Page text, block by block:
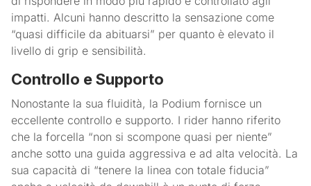
impatti. Alcuni hanno descritto la sensazione come
“quasi difficile da abituarsi” per quanto è elevato il
livello di grip e sensibilità.
Controllo e Supporto
Nonostante la sua fluidità, la Podium fornisce un
eccellente controllo e supporto. I rider hanno riferito
che la forcella “non si scompone quasi per niente”
anche sotto una guida aggressiva e ad alta velocità. La
sua capacità di “tenere la linea con totale fiducia”